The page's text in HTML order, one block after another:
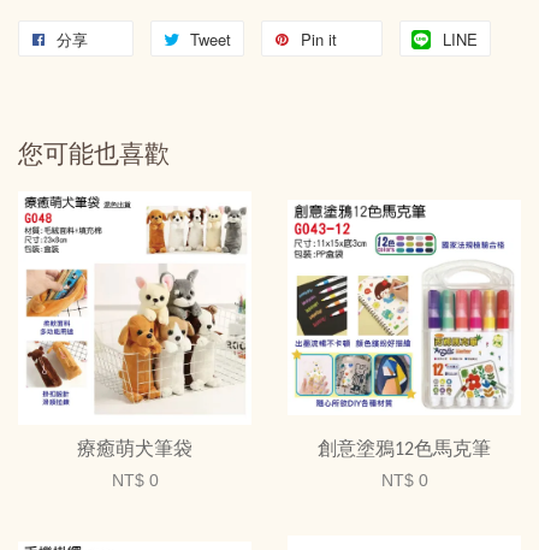
分享 Tweet Pin it LINE
您可能也喜歡
療癒萌犬筆袋
NT$ 0
創意塗鴉12色馬克筆
NT$ 0